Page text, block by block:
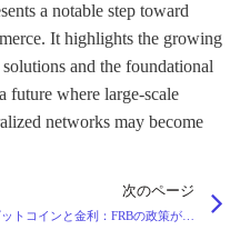
a notable step toward
It highlights the growing
and the foundational
future where large-scale
networks may become
次のページ